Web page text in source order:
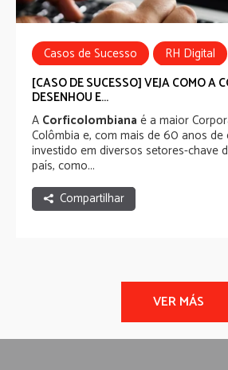
Casos de Sucesso
RH Digital
Employee Experience
[CASO DE SUCESSO] VEJA COMO A
DESENHOU E...
A Corficolombiana é a maior
Colômbia e, com mais de 60 anos de
investido em diversos setores-chave
país, como...
Compartilhar